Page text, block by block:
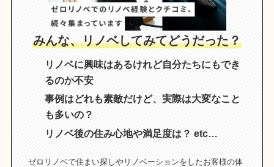
みんな、リノベしてみてどうだった？
リノベに興味はあるけれど自分たちにもでき
るのか不安
事例はどれも素敵だけど、実際は大変なこと
も多いの？
リノベ後の住み心地や満足度は？ etc…
ゼロリノベで住まい探しやリノベーションをしたお客様の体